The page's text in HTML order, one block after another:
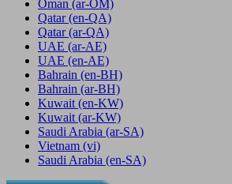
Oman (ar-OM)
Qatar (en-QA)
Qatar (ar-QA)
UAE (ar-AE)
UAE (en-AE)
Bahrain (en-BH)
Bahrain (ar-BH)
Kuwait (en-KW)
Kuwait (ar-KW)
Saudi Arabia (ar-SA)
Vietnam (vi)
Saudi Arabia (en-SA)